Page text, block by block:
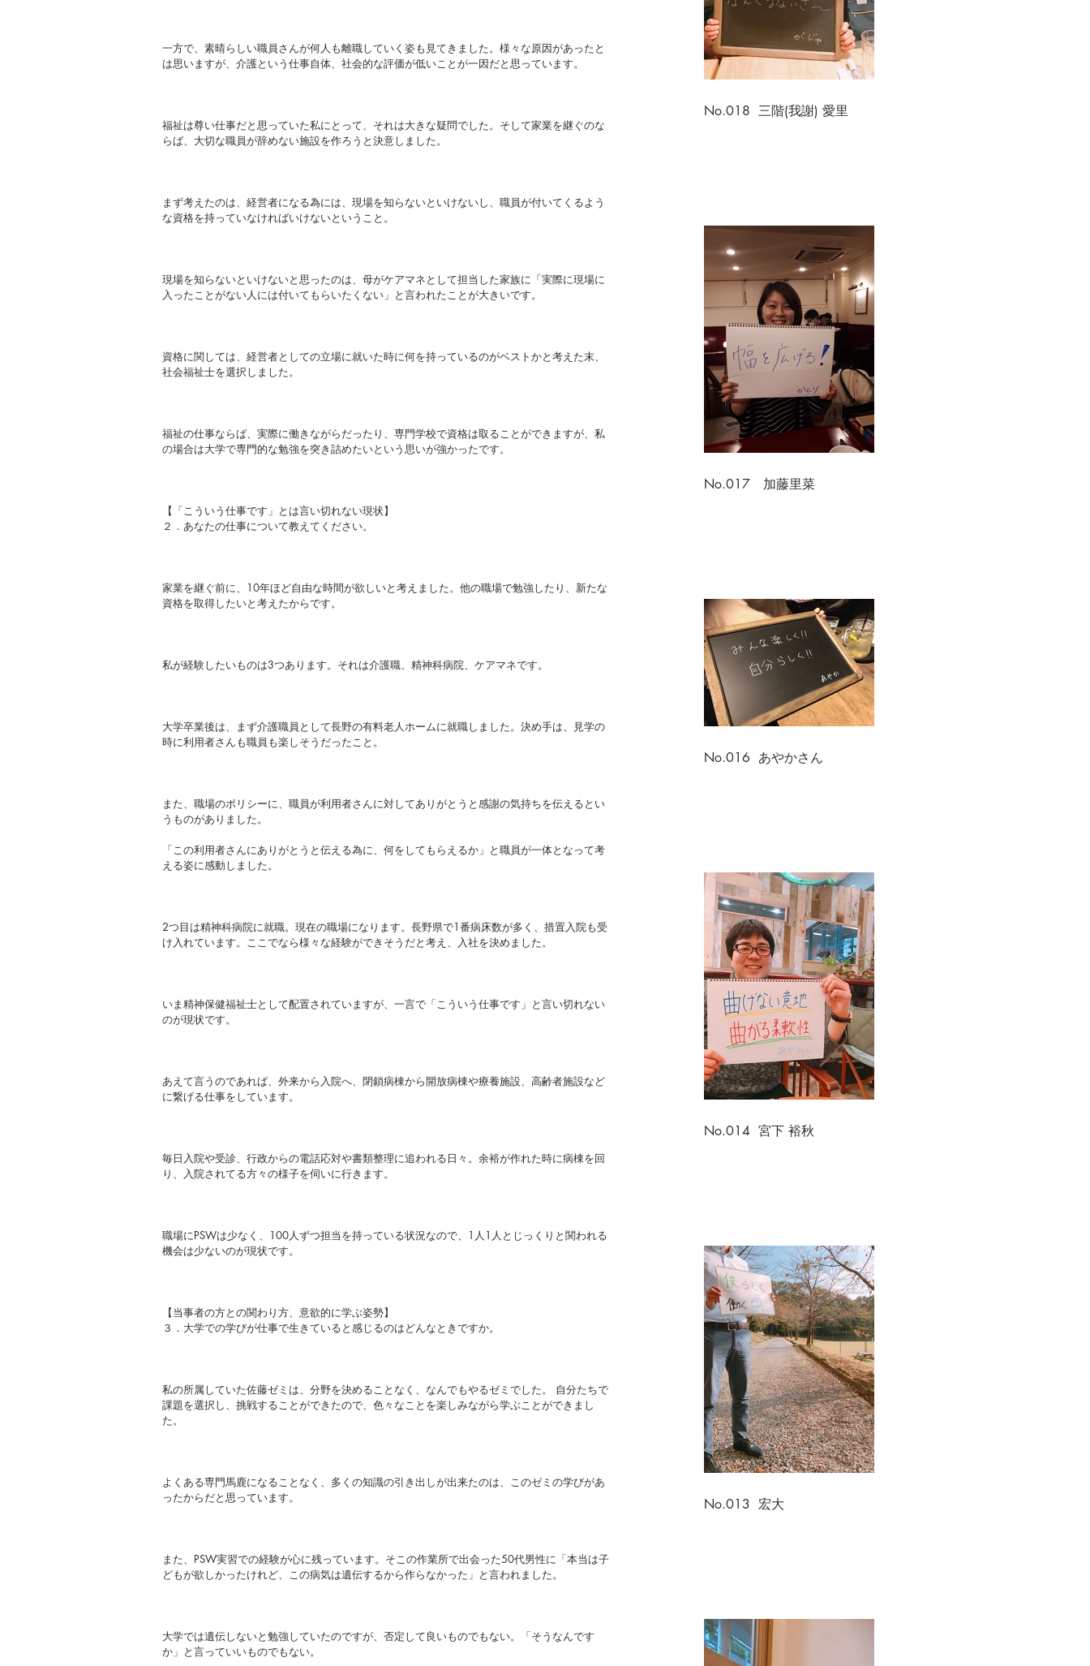
一方で、素晴らしい職員さんが何人も離職していく姿も見てきました。様々な原因があったと
は思いますが、介護という仕事自体、社会的な評価が低いことが一因だと思っています。
福祉は尊い仕事だと思っていた私にとって、それは大きな疑問でした。そして家業を継ぐのな
らば、大切な職員が辞めない施設を作ろうと決意しました。
まず考えたのは、経営者になる為には、現場を知らないといけないし、職員が付いてくるよう
な資格を持っていなければいけないということ。
現場を知らないといけないと思ったのは、母がケアマネとして担当した家族に「実際に現場に
入ったことがない人には付いてもらいたくない」と言われたことが大きいです。
資格に関しては、経営者としての立場に就いた時に何を持っているのがベストかと考えた末、
社会福祉士を選択しました。
福祉の仕事ならば、実際に働きながらだったり、専門学校で資格は取ることができますが、私
の場合は大学で専門的な勉強を突き詰めたいという思いが強かったです。
【「こういう仕事です」とは言い切れない現状】
２．あなたの仕事について教えてください。
家業を継ぐ前に、10年ほど自由な時間が欲しいと考えました。他の職場で勉強したり、新たな
資格を取得したいと考えたからです。
私が経験したいものは3つあります。それは介護職、精神科病院、ケアマネです。
大学卒業後は、まず介護職員として長野の有料老人ホームに就職しました。決め手は、見学の
時に利用者さんも職員も楽しそうだったこと。
また、職場のポリシーに、職員が利用者さんに対してありがとうと感謝の気持ちを伝えるとい
うものがありました。
「この利用者さんにありがとうと伝える為に、何をしてもらえるか」と職員が一体となって考
える姿に感動しました。
2つ目は精神科病院に就職。現在の職場になります。長野県で1番病床数が多く、措置入院も受
け入れています。ここでなら様々な経験ができそうだと考え、入社を決めました。
いま精神保健福祉士として配置されていますが、一言で「こういう仕事です」と言い切れない
のが現状です。
あえて言うのであれば、外来から入院へ、閉鎖病棟から開放病棟や療養施設、高齢者施設など
に繋げる仕事をしています。
毎日入院や受診、行政からの電話応対や書類整理に追われる日々。余裕が作れた時に病棟を回
り、入院されてる方々の様子を伺いに行きます。
職場にPSWは少なく、100人ずつ担当を持っている状況なので、1人1人とじっくりと関われる
機会は少ないのが現状です。
【当事者の方との関わり方、意欲的に学ぶ姿勢】
３．大学での学びが仕事で生きていると感じるのはどんなときですか。
私の所属していた佐藤ゼミは、分野を決めることなく、なんでもやるゼミでした。 自分たちで
課題を選択し、挑戦することができたので、色々なことを楽しみながら学ぶことができまし
た。
よくある専門馬鹿になることなく、多くの知識の引き出しが出来たのは、このゼミの学びがあ
ったからだと思っています。
また、PSW実習での経験が心に残っています。そこの作業所で出会った50代男性に「本当は子
どもが欲しかったけれど、この病気は遺伝するから作らなかった」と言われました。
大学では遺伝しないと勉強していたのですが、否定して良いものでもない。「そうなんです
か」と言っていいものでもない。
No.018 三階(我謝) 愛里
No.017 加藤里菜
No.016 あやかさん
No.014 宮下 裕秋
No.013 宏大